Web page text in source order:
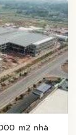
m2 nhà